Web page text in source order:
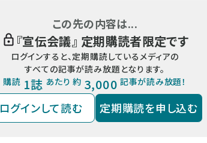
この先の内容は...
『宣伝会議』 定期購読者限定です
ログインすると、定期購読しているメディアの
すべての記事が読み放題となります。
購読 1誌 あたり 約 3,000 記事が読み放題！
ログインして読む 定期購読を申し込む